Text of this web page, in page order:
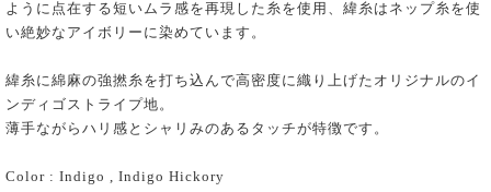
ように点在する短いムラ感を再現した糸を使用、緯糸はネップ糸を使
い絶妙なアイボリーに染めています。
緯糸に綿麻の強撚糸を打ち込んで高密度に織り上げたオリジナルのイ
ンディゴストライプ地。
薄手ながらハリ感とシャリみのあるタッチが特徴です。
Color : Indigo , Indigo Hickory